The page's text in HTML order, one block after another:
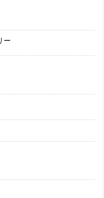
ー